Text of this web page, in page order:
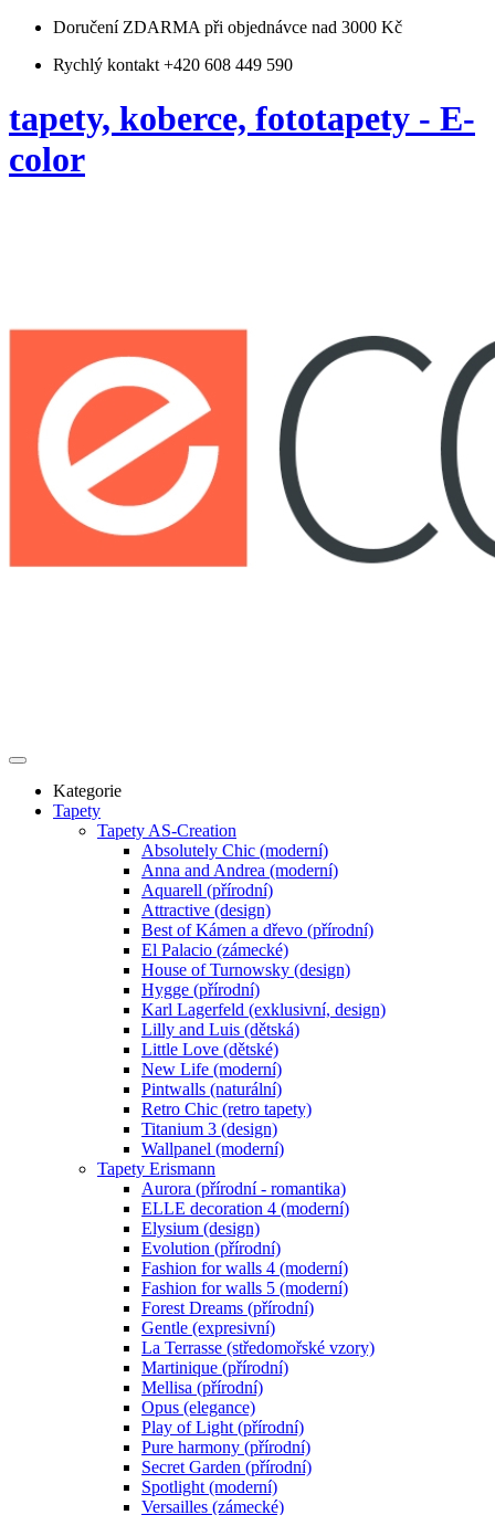
Doručení ZDARMA při objednávce nad 3000 Kč
Rychlý kontakt +420 608 449 590
tapety, koberce, fototapety - E-
color
Kategorie
Tapety
Tapety AS-Creation
Absolutely Chic (moderní)
Anna and Andrea (moderní)
Aquarell (přírodní)
Attractive (design)
Best of Kámen a dřevo (přírodní)
El Palacio (zámecké)
House of Turnowsky (design)
Hygge (přírodní)
Karl Lagerfeld (exklusivní, design)
Lilly and Luis (dětská)
Little Love (dětské)
New Life (moderní)
Pintwalls (naturální)
Retro Chic (retro tapety)
Titanium 3 (design)
Wallpanel (moderní)
Tapety Erismann
Aurora (přírodní - romantika)
ELLE decoration 4 (moderní)
Elysium (design)
Evolution (přírodní)
Fashion for walls 4 (moderní)
Fashion for walls 5 (moderní)
Forest Dreams (přírodní)
Gentle (expresivní)
La Terrasse (středomořské vzory)
Martinique (přírodní)
Mellisa (přírodní)
Opus (elegance)
Play of Light (přírodní)
Pure harmony (přírodní)
Secret Garden (přírodní)
Spotlight (moderní)
Versailles (zámecké)